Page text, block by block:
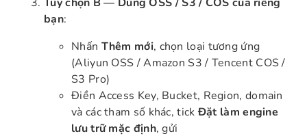
Tùy chọn B — Dùng OSS / S3 / COS của riêng
bạn:
Nhấn Thêm mới, chọn loại tương ứng
(Aliyun OSS / Amazon S3 / Tencent COS /
S3 Pro)
Điền Access Key, Bucket, Region, domain
và các tham số khác, tickĐặt làm engine
lưu trữ mặc định, gửi